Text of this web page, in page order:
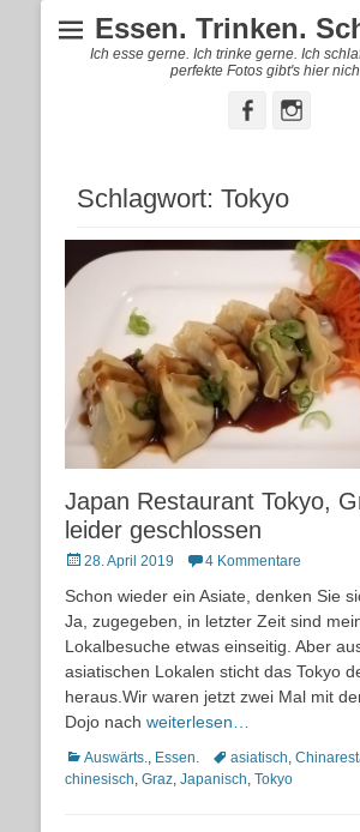
Essen. Trinken.
Ich esse gerne. Ich trinke gerne. Ich
perfekte Fotos gibt's hier
Facebook
Schlagwort: Tokyo
Japan Restaurant Tokyo,
leider geschlossen
Posted
28. April 2019 4 Kommentare
Schon wieder ein Asiate, denken Sie
Ja, zugegeben, in letzter Zeit sind
Lokalbesuche etwas einseitig. Aber
asiatischen Lokalen sticht das Tokyo
heraus.Wir waren jetzt zwei Mal mit
Dojo nach weiterlesen…
Kategorien
Auswärts., Essen. Schlagworte
asiatisch,
chinesisch, Graz, Japanisch, Tokyo